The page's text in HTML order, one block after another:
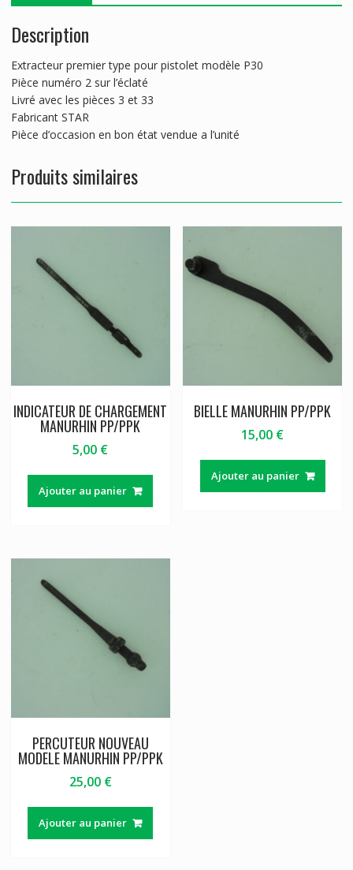
Description
Extracteur premier type pour pistolet modèle P30
Pièce numéro 2 sur l’éclaté
Livré avec les pièces 3 et 33
Fabricant STAR
Pièce d’occasion en bon état vendue a l’unité
Produits similaires
INDICATEUR DE CHARGEMENT
MANURHIN PP/PPK
5,00 €
Ajouter au panier
BIELLE MANURHIN PP/PPK
15,00 €
Ajouter au panier
PERCUTEUR NOUVEAU
MODELE MANURHIN PP/PPK
25,00 €
Ajouter au panier